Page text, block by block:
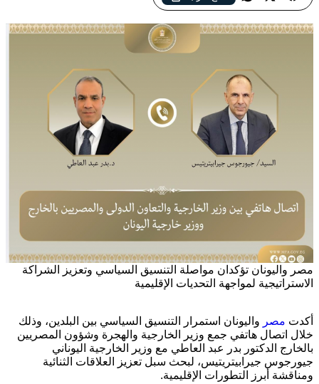
مصر واليونان تؤكدان مواصلة التنسيق السياسي وتعزيز الشراكة
الاستراتيجية لمواجهة التحديات الإقليمية
أكدت مصر واليونان استمرار التنسيق السياسي بين البلدين، وذلك
خلال اتصال هاتفي جمع وزير الخارجية والهجرة وشؤون المصريين
بالخارج الدكتور بدر عبد العاطي مع وزير الخارجية اليوناني
جيورجوس جيرابيتريتيس، لبحث سبل تعزيز العلاقات الثنائية
ومناقشة أبرز التطورات الإقليمية.